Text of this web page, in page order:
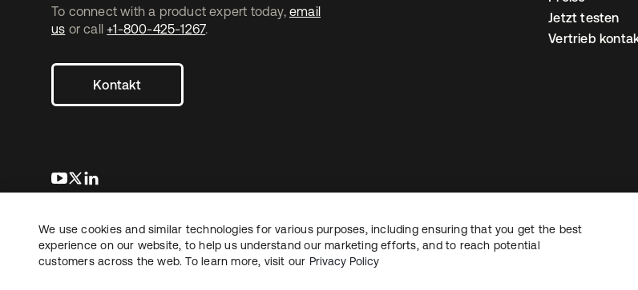
To connect with a product expert today, email
us or call +1-800-425-1267.
Kontakt
wird in einer neuen Registerkarte geöffnet
wird in einer neuen Registerkarte geöffnet
Jetzt testen
Vertrieb
RechtDatenschutzrichtlinieNutzungsbedingungenSicherheit
Copyright © 2026 Okta. Alle Rechte vorbehalten.
We use cookies and similar technologies for various purposes, including ensuring that you get the best
experience on our website, to help us understand our marketing efforts, and to reach potential
customers across the web. To learn more, visit our Privacy Policy